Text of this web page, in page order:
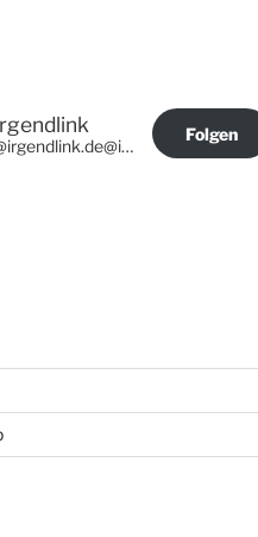
@irgendlink.de@irgendlink.de
Folgen